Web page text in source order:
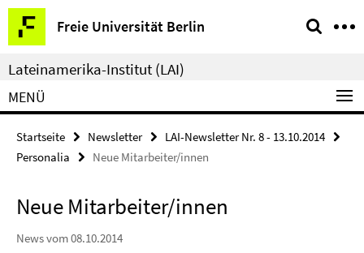
Springe
direkt
zu
Inhalt
Freie Universität Berlin
Service-
Navigation
Lateinamerika-Institut (LAI)
MENÜ
Startseite Newsletter
LAI-Newsletter Nr. 8 - 13.10.2014
Personalia
Neue Mitarbeiter/innen
Neue Mitarbeiter/innen
News vom 08.10.2014